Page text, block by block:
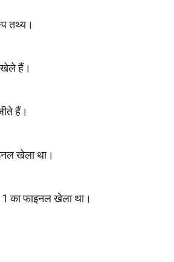
तथ्य।
खेले हैं।
हैं।
खेला था।
का फाइनल खेला था।